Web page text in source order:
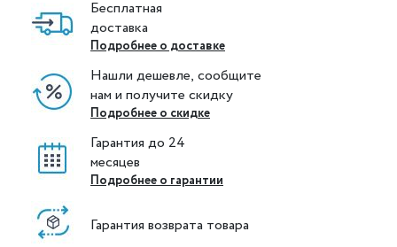
Бесплатная
доставка
Подробнее о доставке
Нашли дешевле, сообщите
нам и получите скидку
Подробнее о скидке
Гарантия до 24
месяцев
Подробнее о гарантии
Гарантия возврата товара